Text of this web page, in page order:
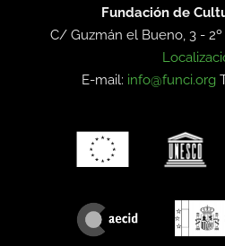
Fundación de
C/ Guzmán el Bueno, 3 -
E-mail: info@funci.org